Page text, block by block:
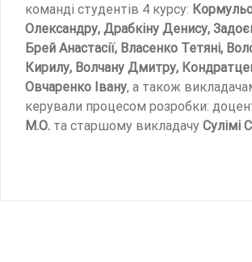
команді студентів 4 курсу:
Олександру, Драбкіну Денису,
Брей Анастасії, Власенко Тетяні,
Кирилу, Волчану Дмитру,
Овчаренко Івану, а також
керували процесом розробки:
М.О. та старшому викладачу Сулімі